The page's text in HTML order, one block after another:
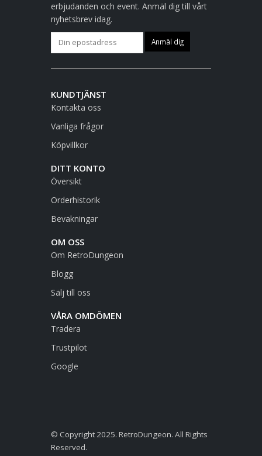
erbjudanden och event. Anmäl dig till vårt
nyhetsbrev idag.
KUNDTJÄNST
Kontakta oss
Vanliga frågor
Köpvillkor
DITT KONTO
Översikt
Orderhistorik
Bevakningar
OM OSS
Om RetroDungeon
Blogg
Sälj till oss
VÅRA OMDÖMEN
Tradera
Trustpilot
Google
© Copyright 2025. RetroDungeon. All Rights
Reserved.